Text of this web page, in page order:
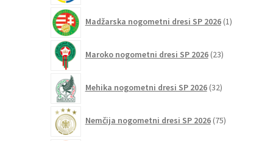
Madžarska nogometni dresi SP 2026 1izdelek
Maroko nogometni dresi SP 2026 23izdelkov
Mehika nogometni dresi SP 2026 32izdelkov
Nemčija nogometni dresi SP 2026 75izdelkov